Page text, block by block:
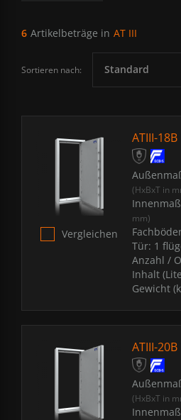
6 Artikelbeträge in AT III
Sortieren nach: Standard
Vergleichen
ATIII-
(HxBxT in
mm)
Tür: 1
Anzahl /
Inhalt
Gewicht
ATIII-
(HxBxT in